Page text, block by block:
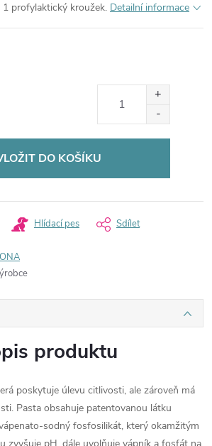
profylaktický kroužek. Detailní informace
DO KOŠÍKU
Hlídací pes Sdílet
produktu
poskytuje úlevu citlivosti, ale zároveň má
Pasta obsahuje patentovanou látku
sodný fosfosilikát, který okamžitým